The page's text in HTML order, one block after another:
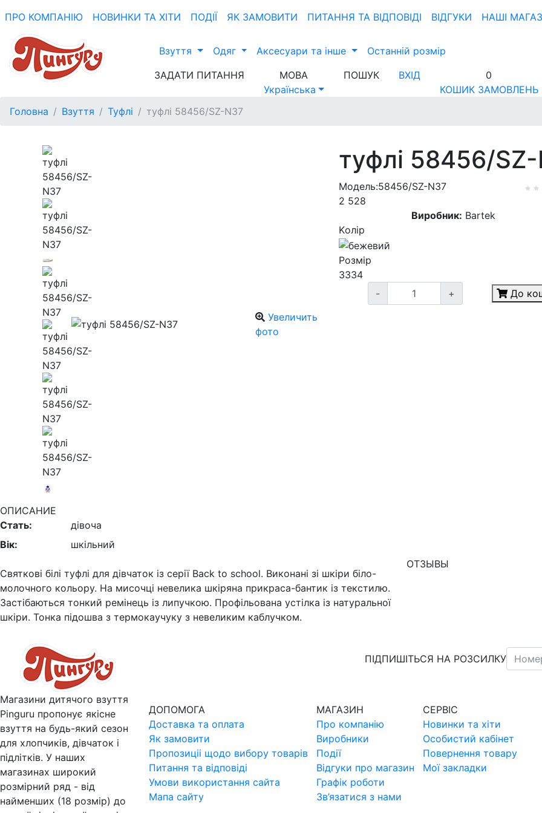
ПРО КОМПАНIЮ НОВИНКИ ТА ХIТИ ПОДІЇ ЯК ЗАМОВИТИ ПИТАННЯ ТА ВIДПОВIДI ВІДГУКИ НАШІ
Взуття Одяг Аксесуари та інше
Останній розмір
ЗАДАТИ ПИТАННЯ
МОВА
Українська
ПОШУК ВХІД
0
КОШИК ЗАМОВЛЕНЬ
Головна
Взуття Туфлі туфлі 58456/SZ-N37
Увеличить
фото
туфлі 58456/
Модель:58456/SZ-N37
2 528
Виробник: Bartek
Kолір
Розмір
3334
-
+ До
ОПИСАНИЕ
Стать:
дівоча
Вік:
шкільний
Святкові білі туфлі для дівчаток із серії Back to school. Виконані зі шкіри біло-
молочного кольору. На мисочці невелика шкіряна прикраса-бантик із текстилю.
Застібаються тонкий ремінець із липучкою. Профільована устілка із натуральної
шкіри. Тонка підошва з термокаучуку з невеликим каблучком.
ОТЗЫВЫ
Магазини дитячого взуття
Pinguru пропонує якісне
взуття на будь-який сезон
для хлопчиків, дівчаток і
підлітків. У наших
магазинах широкий
розмірний ряд - від
найменших (18 розмір) до
ПІДПИШІТЬСЯ НА РОЗСИЛКУ
ДОПОМОГА
Доставка та оплата
Як замовити
Пропозицii щодо вибору товарiв
Питання та вiдповiдi
Умови використання сайта
Мапа сайту
МАГАЗИН
Про компанiю
Виробники
Події
Відгуки про магазин
Графік роботи
Зв’язатися з нами
СЕРВIС
Новинки та хiти
Особистий кабінет
Повернення товару
Мої закладки